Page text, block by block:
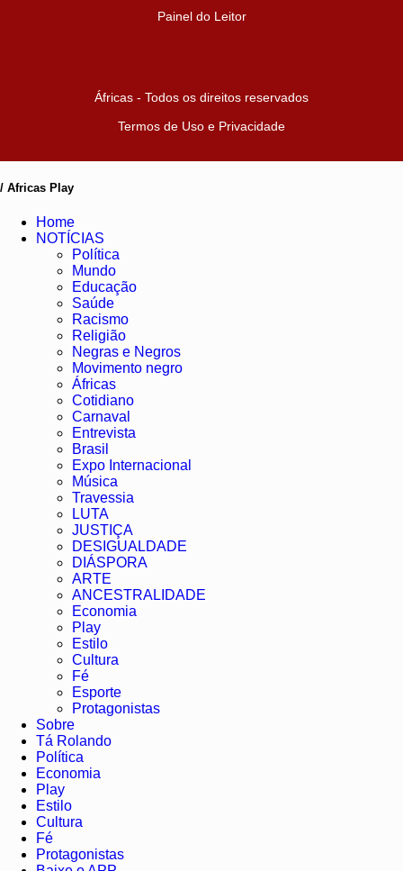
Painel do Leitor
Áfricas - Todos os direitos reservados
Termos de Uso e Privacidade
/ Africas Play
Home
NOTÍCIAS
Política
Mundo
Educação
Saúde
Racismo
Religião
Negras e Negros
Movimento negro
Áfricas
Cotidiano
Carnaval
Entrevista
Brasil
Expo Internacional
Música
Travessia
LUTA
JUSTIÇA
DESIGUALDADE
DIÁSPORA
ARTE
ANCESTRALIDADE
Economia
Play
Estilo
Cultura
Fé
Esporte
Protagonistas
Sobre
Tá Rolando
Política
Economia
Play
Estilo
Cultura
Fé
Protagonistas